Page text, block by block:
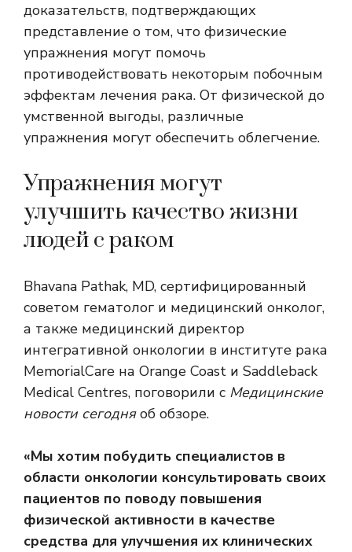
доказательств, подтверждающих
представление о том, что физические
упражнения могут помочь
противодействовать некоторым побочным
эффектам лечения рака. От физической до
умственной выгоды, различные
упражнения могут обеспечить облегчение.
Упражнения могут
улучшить качество жизни
людей с раком
Bhavana Pathak, MD, сертифицированный
советом гематолог и медицинский онколог,
а также медицинский директор
интегративной онкологии в институте рака
MemorialCare на Orange Coast и Saddleback
Medical Centres, поговорили с Медицинские
новости сегодняоб обзоре.
«Мы хотим побудить специалистов в
области онкологии консультировать своих
пациентов по поводу повышения
физической активности в качестве
средства для улучшения их клинических